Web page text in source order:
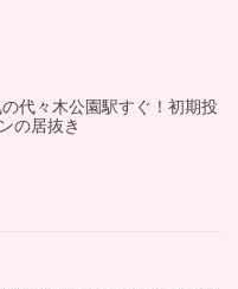
代々木公園駅すぐ！初期投
の居抜き